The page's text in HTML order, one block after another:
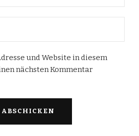
und Website in diesem
nächsten Kommentar